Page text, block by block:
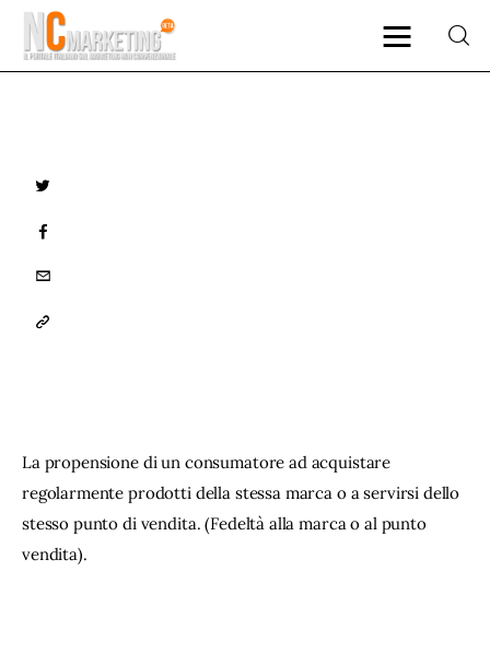
TWITTER
FACEBOOK
EMAIL
COPY
La propensione di un consumatore ad acquistare
regolarmente prodotti della stessa marca o a servirsi dello
stesso punto di vendita. (Fedeltà alla marca o al punto
vendita).